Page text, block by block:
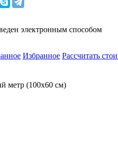
электронным способом
Избранное Рассчитать
метр (100x60 cм)